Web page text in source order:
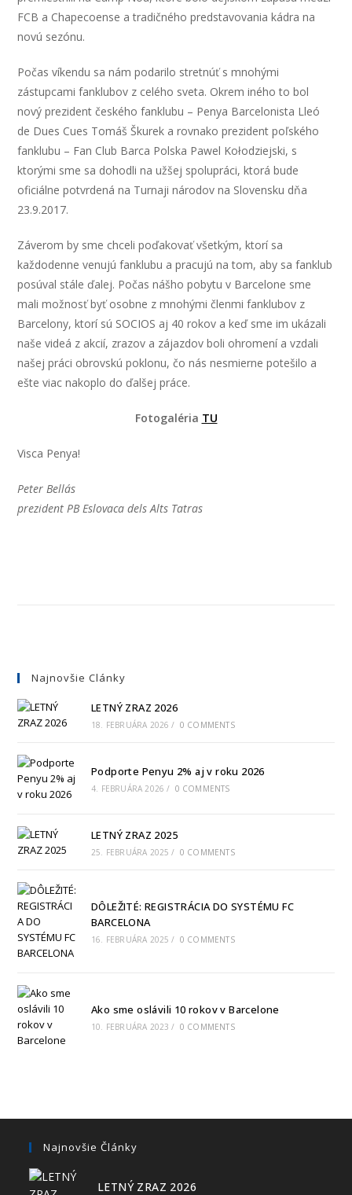
FCB a Chapecoense a tradičného predstavovania kádra na
novú sezónu.
Počas víkendu sa nám podarilo stretnúť s mnohými
zástupcami fanklubov z celého sveta. Okrem iného to bol
nový prezident českého fanklubu – Penya Barcelonista Lleó
de Dues Cues Tomáš Škurek a rovnako prezident poľského
fanklubu – Fan Club Barca Polska Pawel Kołodziejski, s
ktorými sme sa dohodli na užšej spolupráci, ktorá bude
oficiálne potvrdená na Turnaji národov na Slovensku dňa
23.9.2017.
Záverom by sme chceli poďakovať všetkým, ktorí sa
každodenne venujú fanklubu a pracujú na tom, aby sa fanklub
posúval stále ďalej. Počas nášho pobytu v Barcelone sme
mali možnosť byť osobne z mnohými členmi fanklubov z
Barcelony, ktorí sú SOCIOS aj 40 rokov a keď sme im ukázali
naše videá z akcií, zrazov a zájazdov boli ohromení a vzdali
našej práci obrovskú poklonu, čo nás nesmierne potešilo a
ešte viac nakoplo do ďalšej práce.
Fotogaléria TU
Visca Penya!
Peter Bellás
prezident PB Eslovaca dels Alts Tatras
Najnovšie Clánky
LETNÝ ZRAZ 2026
18. FEBRUÁRA 2026 / 0 COMMENTS
Podporte Penyu 2% aj v roku 2026
4. FEBRUÁRA 2026 / 0 COMMENTS
LETNÝ ZRAZ 2025
25. FEBRUÁRA 2025 / 0 COMMENTS
DÔLEŽITÉ: REGISTRÁCIA DO SYSTÉMU FC
BARCELONA
16. FEBRUÁRA 2025 / 0 COMMENTS
Ako sme oslávili 10 rokov v Barcelone
10. FEBRUÁRA 2023 / 0 COMMENTS
Najnovšie Články
LETNÝ ZRAZ 2026